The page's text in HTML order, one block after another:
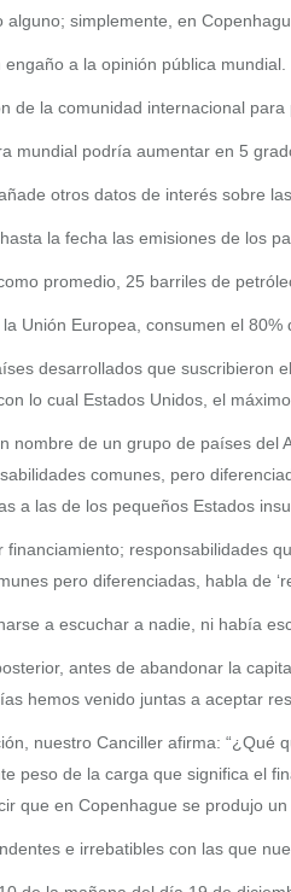
simplemente, en
engaño a la opinión pública
de la comunidad internacional
mundial podría aumentar en 5
otros datos de interés sobre
la fecha las emisiones de los
promedio, 25 barriles de
Unión Europea, consumen el 80%
desarrollados que suscribieron
lo cual Estados Unidos, el
nombre de un grupo de países
comunes, pero
a las de los pequeños Estados
financiamiento; responsabilidades
pero diferenciadas, habla de
a escuchar a nadie, ni había
antes de abandonar la
hemos venido juntas a aceptar
nuestro Canciller afirma: “¿Qué
peso de la carga que significa el
que en Copenhague se produjo
e irrebatibles con las que